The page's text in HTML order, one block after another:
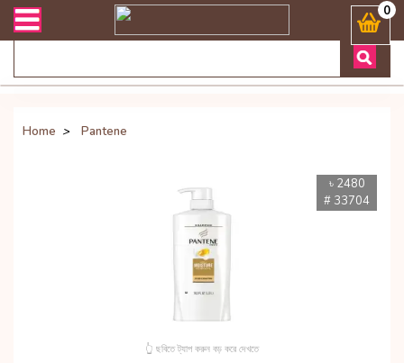
সংক্রান্ত যেকোনো জিজ্ঞাসায় কল করুনঃ ( Whatsapp ) 8801972277444 0
Home > Pantene
৳ 2480
# 33704
👆 ছবিতে ট্যাপ করুন বড় করে দেখতে